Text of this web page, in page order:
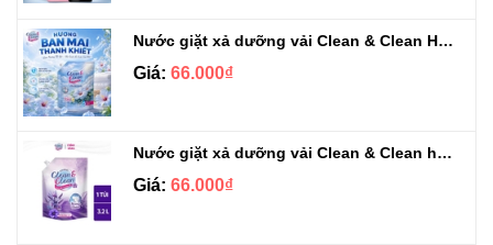
Nước giặt xả dưỡng vải Clean & Clean Hương Ban Mai 3.2kg
Giá: 66.000₫
Nước giặt xả dưỡng vải Clean & Clean hương Violet 3.2kg
Giá: 66.000₫